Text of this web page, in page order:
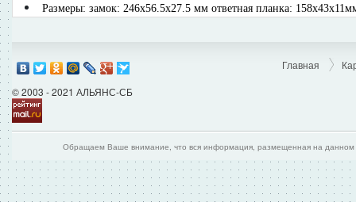
Размеры: замок: 246х56.5х27.5 мм ответная планка:
© 2003 - 2021 АЛЬЯНС-СБ
Главная
Обращаем Ваше внимание, что вся информация, размещенная на данном